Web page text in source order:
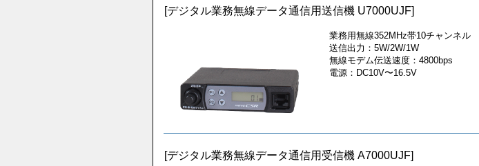
[デジタル業務無線データ通信用送信機 U7000UJF]
業務用無線352MHz帯10チャンネル
送信出力：5W/2W/1W
無線モデム伝送速度：4800bps
電源：DC10V〜16.5V
[デジタル業務無線データ通信用受信機 A7000UJF]